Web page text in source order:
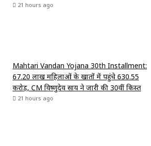
21 hours ago
Mahtari Vandan Yojana 30th Installment:
67.20 लाख महिलाओं के खातों में पहुंचे 630.55
करोड़, CM विष्णुदेव साय ने जारी की 30वीं किस्त
21 hours ago